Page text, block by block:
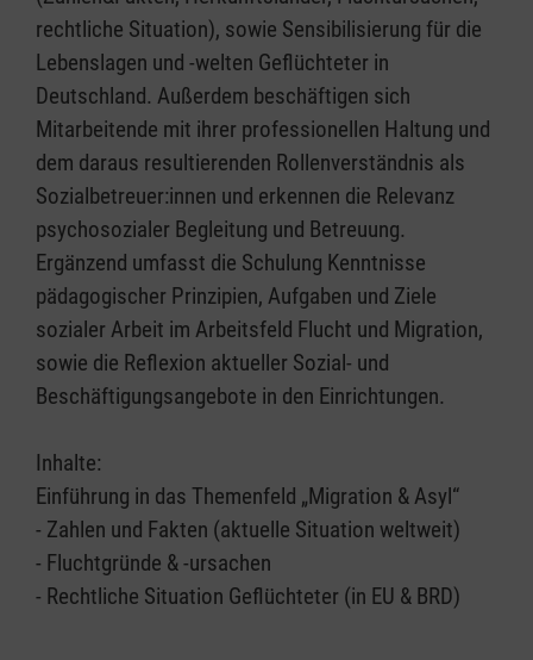
rechtliche Situation), sowie Sensibilisierung für die
Lebenslagen und -welten Geflüchteter in
Deutschland. Außerdem beschäftigen sich
Mitarbeitende mit ihrer professionellen Haltung und
dem daraus resultierenden Rollenverständnis als
Sozialbetreuer:innen und erkennen die Relevanz
psychosozialer Begleitung und Betreuung.
Ergänzend umfasst die Schulung Kenntnisse
pädagogischer Prinzipien, Aufgaben und Ziele
sozialer Arbeit im Arbeitsfeld Flucht und Migration,
sowie die Reflexion aktueller Sozial- und
Beschäftigungsangebote in den Einrichtungen.
Inhalte:
Einführung in das Themenfeld „Migration & Asyl“
- Zahlen und Fakten (aktuelle Situation weltweit)
- Fluchtgründe & -ursachen
- Rechtliche Situation Geflüchteter (in EU & BRD)